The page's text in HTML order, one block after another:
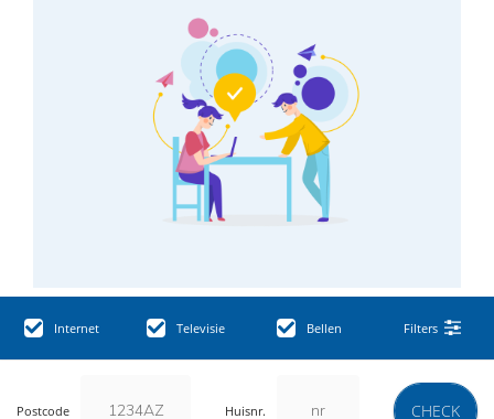
Internet Televisie Bellen Filters
Postcode Huisnr. CHECK